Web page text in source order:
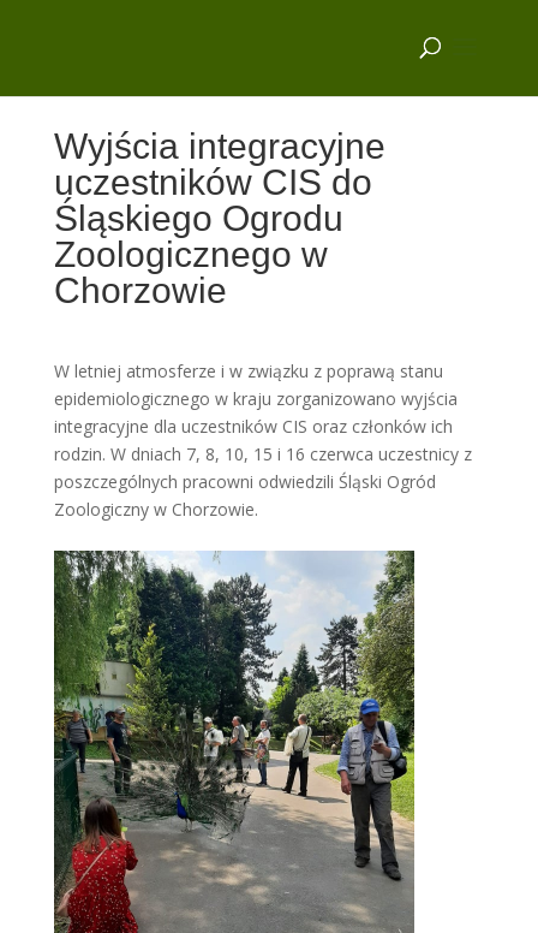
Wyjścia integracyjne
uczestników CIS do
Śląskiego Ogrodu
Zoologicznego w
Chorzowie
W letniej atmosferze i w związku z poprawą stanu
epidemiologicznego w kraju zorganizowano wyjścia
integracyjne dla uczestników CIS oraz członków ich
rodzin. W dniach 7, 8, 10, 15 i 16 czerwca uczestnicy z
poszczególnych pracowni odwiedzili Śląski Ogród
Zoologiczny w Chorzowie.